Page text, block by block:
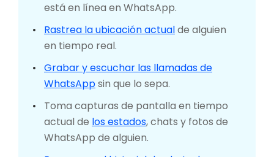
está en línea en WhatsApp.
Rastrea la ubicación actualde alguien
en tiempo real.
Grabar y escuchar las llamadas de
WhatsAppsin que lo sepa.
Toma capturas de pantalla en tiempo
actual de los estados, chats y fotos de
WhatsApp de alguien.